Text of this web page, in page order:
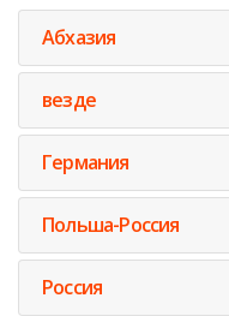
Абхазия
везде
Германия
Польша-Россия
Россия